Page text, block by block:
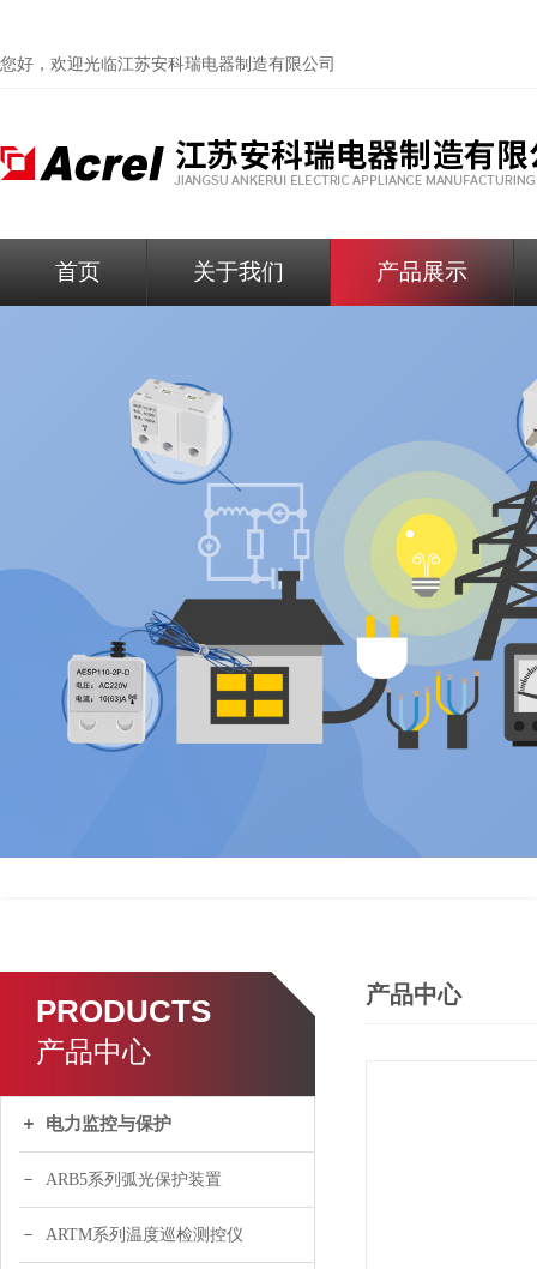
您好，欢迎光临江苏安科瑞电器制造有限公司
首页 关于我们 产品展示
PRODUCTS
产品中心
电力监控与保护
ARB5系列弧光保护装置
ARTM系列温度巡检测控仪
产品中心